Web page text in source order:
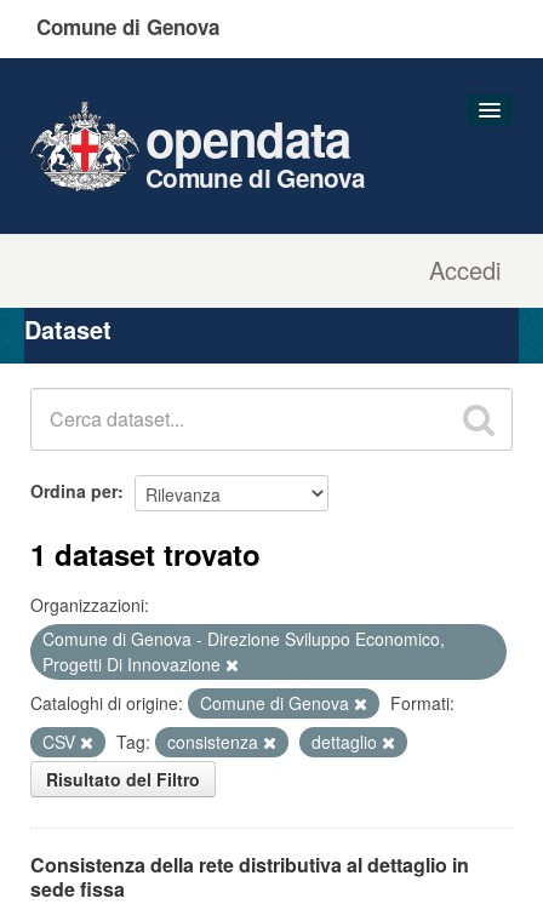
Comune di Genova
Accedi
opendata
Comune di Genova
Organizzazioni
Gruppi
Dataset
Ordina per
1 dataset trovato
Organizzazioni:
Comune di Genova - Direzione Sviluppo Economico,
Progetti Di Innovazione
Cataloghi di origine:
Comune di Genova
Formati:
CSV
Tag: consistenza
dettaglio
Risultato del Filtro
Consistenza della rete distributiva al dettaglio in
sede fissa